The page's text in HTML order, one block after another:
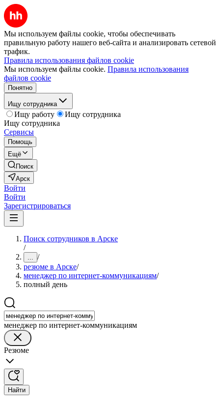
Мы используем файлы cookie, чтобы обеспечивать
правильную работу нашего веб-сайта и анализировать сетевой
трафик.
Правила использования файлов cookie
Мы используем файлы cookie. Правила использования
файлов cookie
Понятно
Ищу сотрудника
Ищу работу
Ищу сотрудника
Ищу сотрудника
Сервисы
Помощь
Ещё
Поиск
Арск
Войти
Войти
Зарегистрироваться
Поиск сотрудников в Арске
/
... /
резюме в Арске/
менеджер по интернет-коммуникациям/
полный день
менеджер по интернет-коммуникациям
Резюме
Найти